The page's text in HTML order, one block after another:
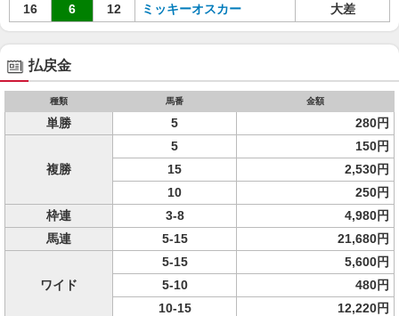
16
6 12 ミッキーオスカー 大差
払戻金
種類 馬番 金額
単勝 5 280円
複勝
5
150円
15
2,530円
10
250円
枠連
3-8
4,980円
馬連
5-15 21,680円
ワイド
5-15
5,600円
5-10
480円
10-15
12,220円